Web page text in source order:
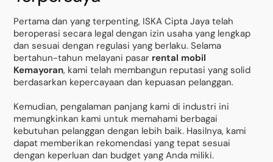
Pertama dan yang terpenting, ISKA Cipta Jaya telah
beroperasi secara legal dengan izin usaha yang lengkap
dan sesuai dengan regulasi yang berlaku. Selama
bertahun-tahun melayani pasar rental mobil
Kemayoran, kami telah membangun reputasi yang solid
berdasarkan kepercayaan dan kepuasan pelanggan.
Kemudian, pengalaman panjang kami di industri ini
memungkinkan kami untuk memahami berbagai
kebutuhan pelanggan dengan lebih baik. Hasilnya, kami
dapat memberikan rekomendasi yang tepat sesuai
dengan keperluan dan budget yang Anda miliki.